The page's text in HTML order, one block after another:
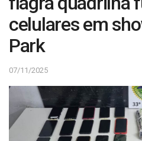
celulares em
Park
07/11/2025